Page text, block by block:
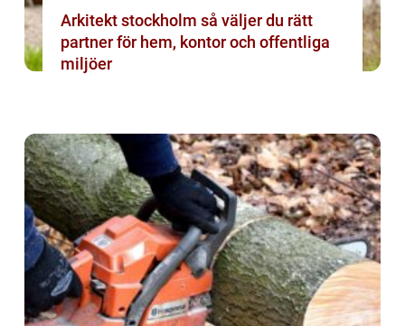
Arkitekt stockholm så väljer du rätt
partner för hem, kontor och offentliga
miljöer